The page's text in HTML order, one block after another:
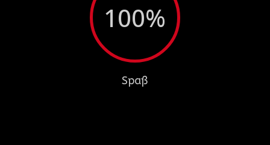
100%
Spaß